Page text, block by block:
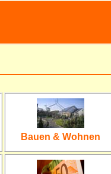
Bauen & Wohnen